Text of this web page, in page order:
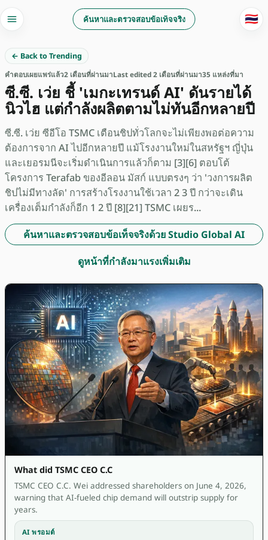
ค้นหาและตรวจสอบข้อเท็จจริง 🇹🇭
← Back to Trending
คำตอบเผยแพร่แล้ว2 เดือนที่ผ่านมาLast edited 2 เดือนที่ผ่านมา35 แหล่งที่มา
ซี.ซี. เว่ย ชี้ 'เมกะเทรนด์ AI' ดันรายได้
นิวไฮ แต่กำลังผลิตตามไม่ทันอีกหลายปี
ซี.ซี. เว่ย ซีอีโอ TSMC เตือนชิปทั่วโลกจะไม่เพียงพอต่อความ
ต้องการจาก AI ไปอีกหลายปี แม้โรงงานใหม่ในสหรัฐฯ ญี่ปุ่น
และเยอรมนีจะเริ่มดำเนินการแล้วก็ตาม [3][6] ตอบโต้
โครงการ Terafab ของอีลอน มัสก์ แบบตรงๆ ว่า 'วงการผลิต
ชิปไม่มีทางลัด' การสร้างโรงงานใช้เวลา 2 3 ปี กว่าจะเดิน
เครื่องเต็มกำลังก็อีก 1 2 ปี [8][21] TSMC เผยร...
ค้นหาและตรวจสอบข้อเท็จจริงด้วย Studio Global AI
ดูหน้าที่กำลังมาแรงเพิ่มเติม
What did TSMC CEO C.C
TSMC CEO C.C. Wei addressed shareholders on June 4, 2026,
warning that AI-fueled chip demand will outstrip supply for
years.
AI พรอมต์